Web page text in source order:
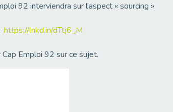
92 interviendra sur l’aspect « sourcing »
https://lnkd.in/dTtj6_M
Emploi 92 sur ce sujet.